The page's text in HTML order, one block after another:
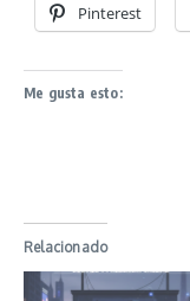
Pinterest
Me gusta esto:
Relacionado